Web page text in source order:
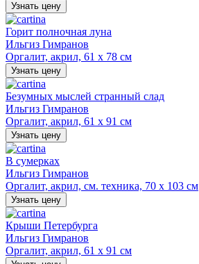
Узнать цену
Горит полночная луна
Ильгиз Гимранов
Оргалит, акрил, 61 х 78 см
Узнать цену
Безумных мыслей странный слад
Ильгиз Гимранов
Оргалит, акрил, 61 х 91 см
Узнать цену
В сумерках
Ильгиз Гимранов
Оргалит, акрил, см. техника, 70 х 103 см
Узнать цену
Крыши Петербурга
Ильгиз Гимранов
Оргалит, акрил, 61 х 91 см